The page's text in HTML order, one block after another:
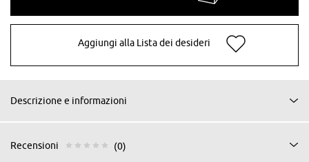
Aggiungi alla Lista dei desideri
Descrizione e informazioni
Recensioni (0)